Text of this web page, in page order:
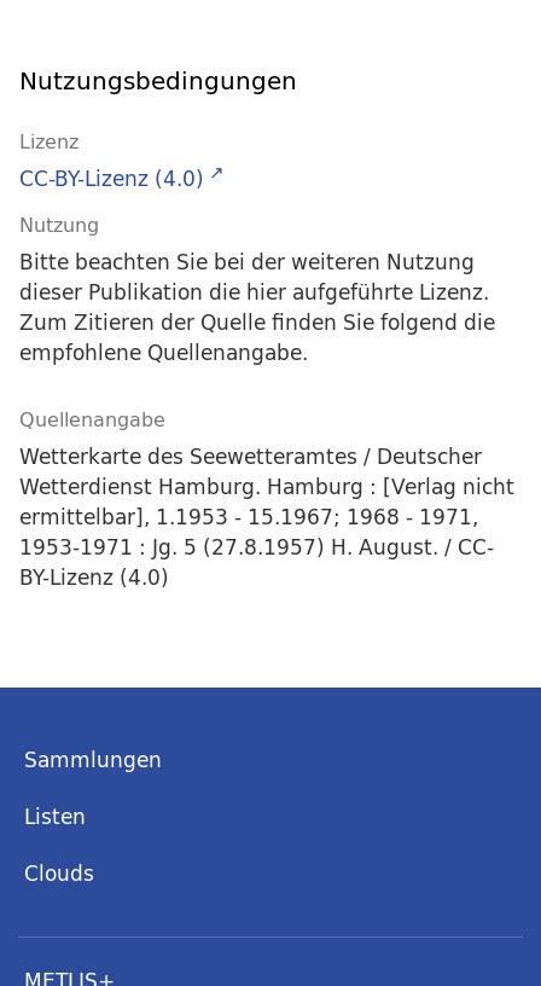
Nutzungsbedingungen
Lizenz
CC-BY-Lizenz (4.0)
Nutzung
Bitte beachten Sie bei der weiteren Nutzung
dieser Publikation die hier aufgeführte Lizenz.
Zum Zitieren der Quelle finden Sie folgend die
empfohlene Quellenangabe.
Quellenangabe
Wetterkarte des Seewetteramtes / Deutscher
Wetterdienst Hamburg. Hamburg : [Verlag nicht
ermittelbar], 1.1953 - 15.1967; 1968 - 1971,
1953-1971 : Jg. 5 (27.8.1957) H. August. / CC-
BY-Lizenz (4.0)
Sammlungen
Listen
Clouds